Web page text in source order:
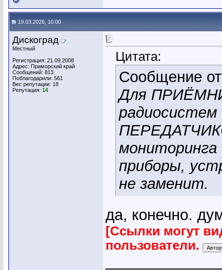
19.03.2026, 10:00
Дискоград
Местный
Регистрация: 21.09.2008
Адрес: Приморский край
Сообщений: 813
Поблагодарили: 561
Вес репутации: 18
Репутация: 14
Цитата:
Сообщение
Для
приборы,
не заменит.
да, конечно.
[Ссылки могут
пользователи.